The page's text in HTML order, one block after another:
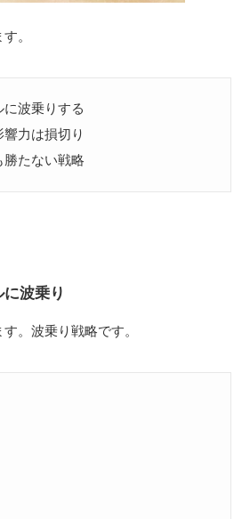
。
波乗りする
力は損切り
たない戦略
波乗り
。波乗り戦略です。